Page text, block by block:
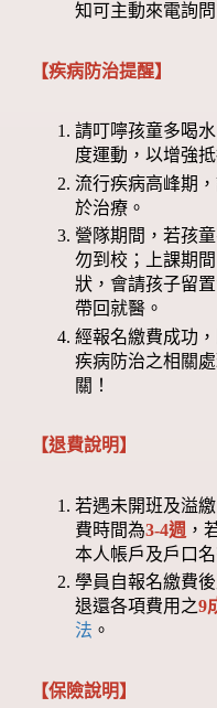
知可主動來電詢
【疾病防治提醒】
請叮嚀孩童多喝
度運動，以增強抵
流行疾病高峰期
於治療。
營隊期間，若孩
勿到校；上課期
狀，會請孩子留
帶回就醫。
經報名繳費成功
疾病防治之相關
關！
【退費說明】
若遇未開班及溢
費時間為3-4週 ，
本人帳戶及戶口
學員自報名繳費
退還各項費用之9
法 。
【保險說明】